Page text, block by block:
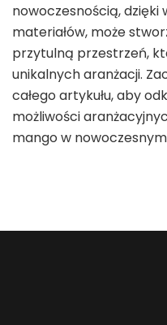
nowoczesnością,
materiałów, może
przytulną przestrzeń,
unikalnych aranżacji.
całego artykułu, aby
możliwości
mango w